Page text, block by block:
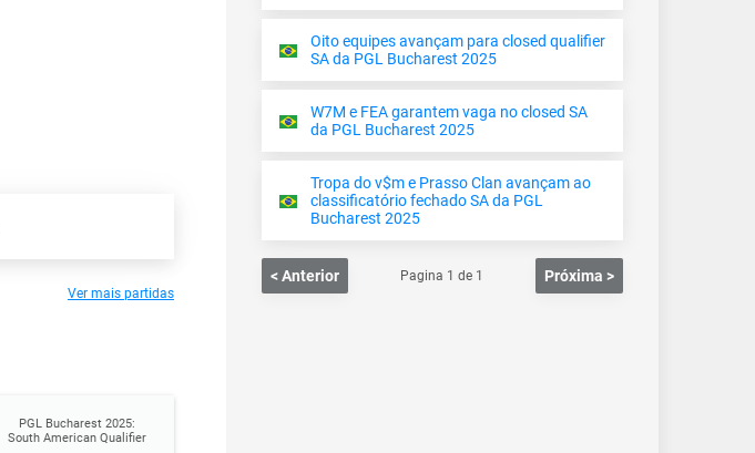
Ver mais partidas
PGL Bucharest 2025:
South American Qualifier
Oito equipes avançam para closed qualifier
SA da PGL Bucharest 2025
W7M e FEA garantem vaga no closed SA
da PGL Bucharest 2025
Tropa do v$m e Prasso Clan avançam ao
classificatório fechado SA da PGL
Bucharest 2025
< Anterior Pagina 1 de 1 Próxima >